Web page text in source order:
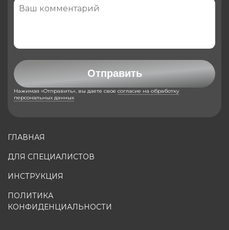
ГЛАВНАЯ
ДЛЯ СПЕЦИАЛИСТОВ
ИНСТРУКЦИЯ
ПОЛИТИКА
КОНФИДЕНЦИАЛЬНОСТИ
Отправить
Нажимая «Отправить», вы даете свое согласие на обработку
персональных данных